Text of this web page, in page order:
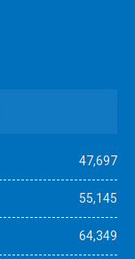
47,697
55,145
64,349